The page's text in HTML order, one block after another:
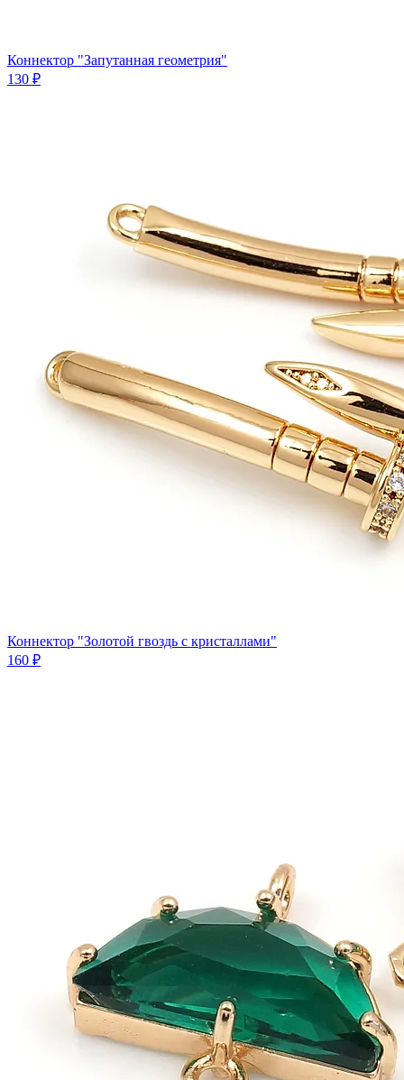
Коннектор "Запутанная геометрия"
130 ₽
Коннектор "Золотой гвоздь с кристаллами"
160 ₽